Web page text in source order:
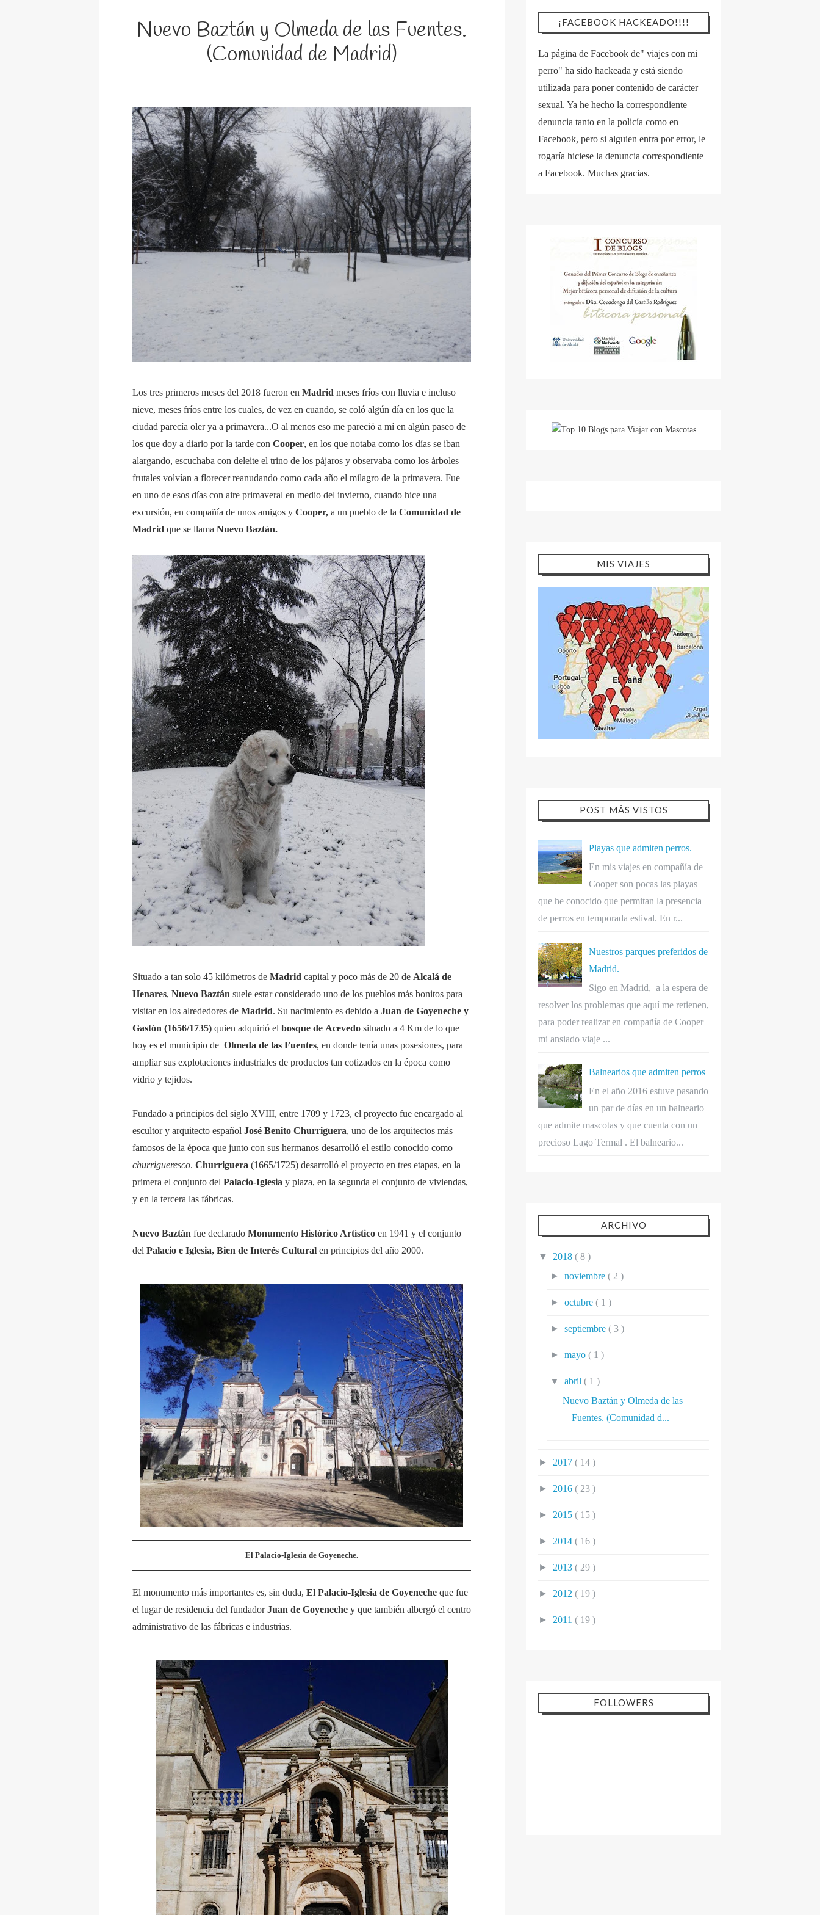
Nuevo Baztán y Olmeda de las Fuentes.
(Comunidad de Madrid)
Los tres primeros meses del 2018 fueron en Madrid meses fríos con lluvia e incluso
nieve, meses fríos entre los cuales, de vez en cuando, se coló algún día en los que la
ciudad parecía oler ya a primavera...O al menos eso me pareció a mí en algún paseo de
los que doy a diario por la tarde con Cooper, en los que notaba como los días se iban
alargando, escuchaba con deleite el trino de los pájaros y observaba como los árboles
frutales volvían a florecer reanudando como cada año el milagro de la primavera. Fue
en uno de esos días con aire primaveral en medio del invierno, cuando hice una
excursión, en compañía de unos amigos y Cooper, a un pueblo de la Comunidad de
Madrid que se llama Nuevo Baztán.
Situado a tan solo 45 kilómetros de Madrid capital y poco más de 20 de Alcalá de
Henares, Nuevo Baztán suele estar considerado uno de los pueblos más bonitos para
visitar en los alrededores de Madrid. Su nacimiento es debido a Juan de Goyeneche y
Gastón (1656/1735) quien adquirió el bosque de Acevedo situado a 4 Km de lo que
hoy es el municipio de Olmeda de las Fuentes, en donde tenía unas posesiones, para
ampliar sus explotaciones industriales de productos tan cotizados en la época como
vidrio y tejidos.
Fundado a principios del siglo XVIII, entre 1709 y 1723, el proyecto fue encargado al
escultor y arquitecto español José Benito Churriguera, uno de los arquitectos más
famosos de la época que junto con sus hermanos desarrolló el estilo conocido como
churrigueresco. Churriguera (1665/1725) desarrolló el proyecto en tres etapas, en la
primera el conjunto del Palacio-Iglesia y plaza, en la segunda el conjunto de viviendas,
y en la tercera las fábricas.
Nuevo Baztán fue declarado Monumento Histórico Artístico en 1941 y el conjunto
del Palacio e Iglesia, Bien de Interés Cultural en principios del año 2000.
El Palacio-Iglesia de Goyeneche.
El monumento más importantes es, sin duda, El Palacio-Iglesia de Goyeneche que fue
el lugar de residencia del fundadorJuan de Goyeneche y que también albergó el centro
administrativo de las fábricas e industrias.
¡FACEBOOK HACKEADO!!!!
La página de Facebook de" viajes con mi
perro" ha sido hackeada y está siendo
utilizada para poner contenido de carácter
sexual. Ya he hecho la correspondiente
denuncia tanto en la policía como en
Facebook, pero si alguien entra por error, le
rogaría hiciese la denuncia correspondiente
a Facebook. Muchas gracias.
MIS VIAJES
POST MÁS VISTOS
Playas que admiten perros.
En mis viajes en compañía de
Cooper son pocas las playas
que he conocido que permitan la presencia
de perros en temporada estival. En r...
Nuestros parques preferidos de
Madrid.
Sigo en Madrid, a la espera de
resolver los problemas que aquí me retienen,
para poder realizar en compañía de Cooper
mi ansiado viaje ...
Balnearios que admiten perros
En el año 2016 estuve pasando
un par de días en un balneario
que admite mascotas y que cuenta con un
precioso Lago Termal . El balneario...
ARCHIVO
▼ 2018 ( 8 )
►noviembre( 2 )
►octubre( 1 )
►septiembre( 3 )
►mayo( 1 )
▼abril( 1 )
Nuevo Baztán y Olmeda de las
Fuentes. (Comunidad d...
► 2017 ( 14 )
► 2016 ( 23 )
► 2015 ( 15 )
► 2014 ( 16 )
► 2013 ( 29 )
► 2012 ( 19 )
► 2011 ( 19 )
FOLLOWERS